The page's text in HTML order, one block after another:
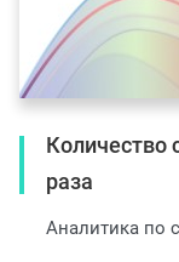
Количество
раза
Аналитика по